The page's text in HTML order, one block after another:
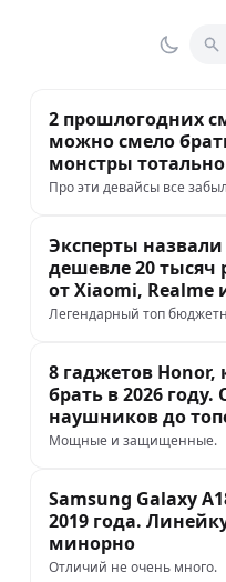
2 прошлогодних
можно смело
монстры
Про эти девайсы все
Эксперты
дешевле 20 тысяч
от Xiaomi, Realme
Легендарный топ
8 гаджетов
брать в 2026
наушников до
Мощные и защищенные.
Samsung Galaxy
2019 года.
минорно
Отличий не очень много.